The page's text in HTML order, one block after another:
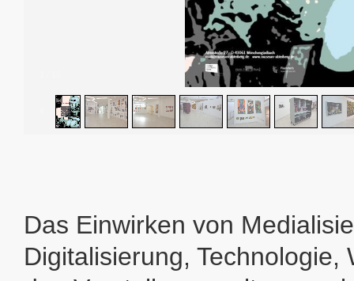
Das Einwirken von
Digitalisierung, Technologie,